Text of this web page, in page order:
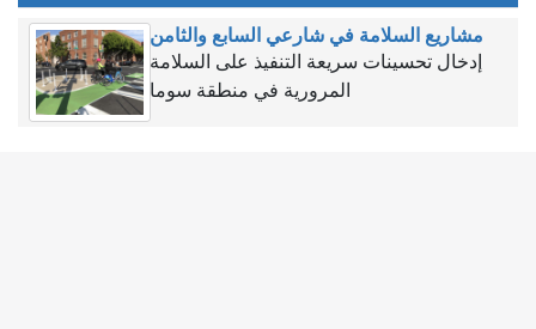
مشاريع السلامة في شارعي السابع والثامن
إدخال تحسينات سريعة التنفيذ على السلامة
المرورية في منطقة سوما